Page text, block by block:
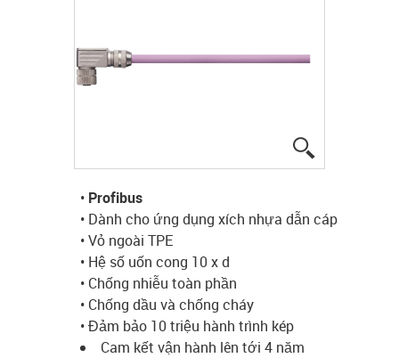
• Profibus
• Dành cho ứng dụng xích nhựa dẫn cáp
• Vỏ ngoài TPE
• Hệ số uốn cong 10 x d
• Chống nhiễu toàn phần
• Chống dầu và chống cháy
• Đảm bảo 10 triệu hành trình kép
Cam kết vận hành lên tới 4 năm